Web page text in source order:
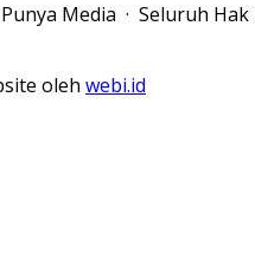
Media · Seluruh Hak
oleh webi.id